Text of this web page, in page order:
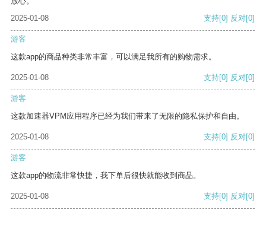
2025-01-08
支持[0] 反对[0]
游客
这款app的商品种类非常丰富，可以满足我所有的购物需求。
2025-01-08 支持[0] 反对[0]
游客
这款加速器VPM应用程序已经为我们带来了无限的隐私保护和自由。
2025-01-08 支持[0] 反对[0]
游客
这款app的物流非常快捷，我下单后很快就能收到商品。
2025-01-08 支持[0] 反对[0]